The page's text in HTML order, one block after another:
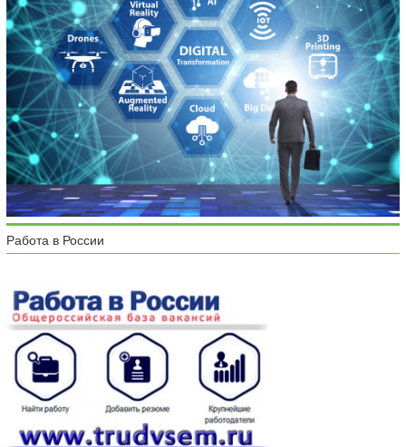
Работа в России